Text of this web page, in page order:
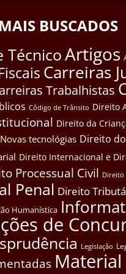
BUSCADOS
TécnicoArtigos
Carreiras
Trabalhistas
Côdigo de Trânsito Direito
Direito da
tecnológias Direito
Direito Internacional e
Processual Civil Direito
Penal Direito
Humanística
de
Legislação